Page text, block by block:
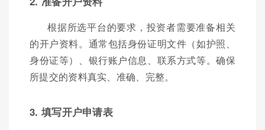
根据所选平台的要求，投资者需要准备相关
的开户资料。通常包括身份证明文件（如护照、
身份证等）、银行账户信息、联系方式等。确保
所提交的资料真实、准确、完整。
3. 填写开户申请表